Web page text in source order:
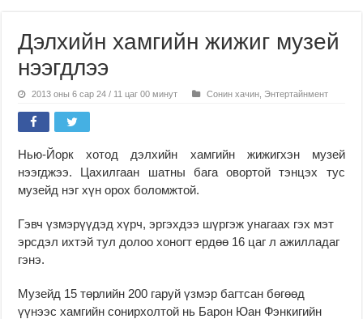
Дэлхийн хамгийн жижиг музей
нээгдлээ
2013 оны 6 сар 24 / 11 цаг 00 минут Сонин хачин Энтертайнмент
Нью-Йорк хотод дэлхийн хамгийн жижигхэн музей
нээгджээ. Цахилгаан шатны бага овортой тэнцэх тус
музейд нэг хүн орох боломжтой.
Гэвч үзмэрүүдэд хүрч, эргэхдээ шүргэж унагаах гэх мэт
эрсдэл ихтэй тул долоо хоногт ердөө 16 цаг л ажилладаг
гэнэ.
Музейд 15 төрлийн 200 гаруй үзмэр багтсан бөгөөд
үүнээс хамгийн сонирхолтой нь Барон Юан Фэнкигийн